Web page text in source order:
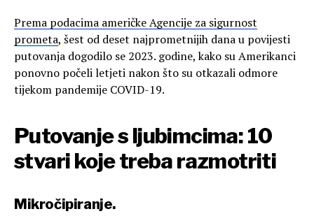
Prema podacima američke Agencije za sigurnost
prometa, šest od deset najprometnijih dana u povijesti
putovanja dogodilo se 2023. godine, kako su Amerikanci
ponovno počeli letjeti nakon što su otkazali odmore
tijekom pandemije COVID-19.
Putovanje s ljubimcima: 10
stvari koje treba razmotriti
Mikročipiranje.